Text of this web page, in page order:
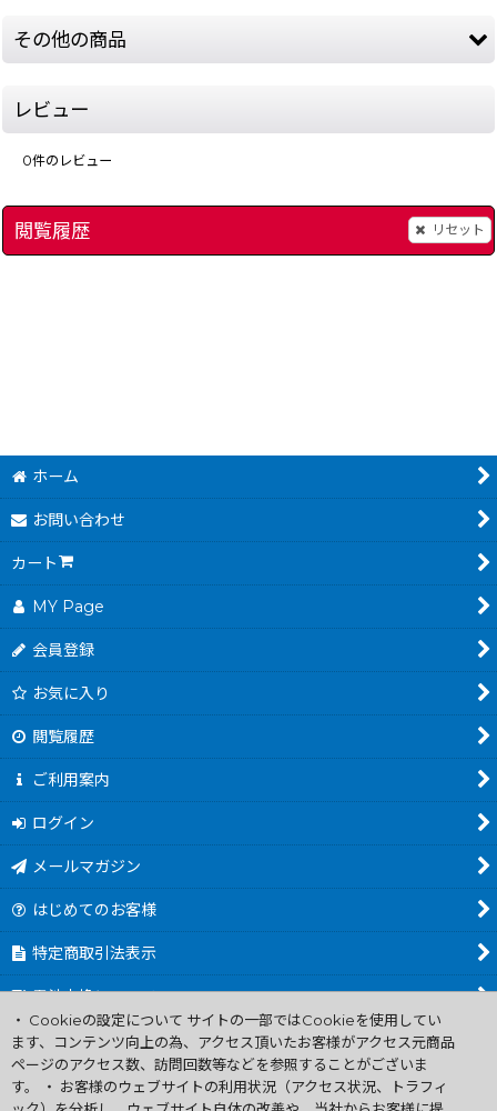
その他の商品
レビュー
0件のレビュー
閲覧履歴 リセット
ホーム
お問い合わせ
カート
MY Page
会員登録
お気に入り
閲覧履歴
ご利用案内
ログイン
メールマガジン
はじめてのお客様
特定商取引法表示
電池交換について
商品カテゴリ一覧
Worldwide Shipping Guide
・ Cookieの設定について サイトの一部ではCookieを使用してい
ます、コンテンツ向上の為、アクセス頂いたお客様がアクセス元商品
ページのアクセス数、訪問回数等などを参照することがございま
す。 ・ お客様のウェブサイトの利用状況（アクセス状況、トラフィ